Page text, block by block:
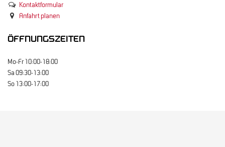
Kontaktformular
Anfahrt planen
ÖFFNUNGSZEITEN
Mo-Fr 10:00-18:00
Sa 09:30-13:00
So 13:00-17:00